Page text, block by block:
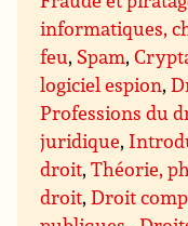
informatiques,
feu, Spam,
logiciel espion,
Professions du
juridique,
droit,Théorie,
droit,Droit